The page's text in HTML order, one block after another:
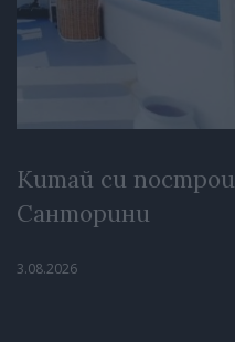
Китай си
Санторини
3.08.2026